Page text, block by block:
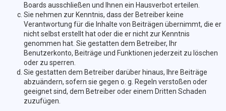
Boards ausschließen und Ihnen ein Hausverbot erteilen.
Sie nehmen zur Kenntnis, dass der Betreiber keine
Verantwortung für die Inhalte von Beiträgen übernimmt, die er
nicht selbst erstellt hat oder die er nicht zur Kenntnis
genommen hat. Sie gestatten dem Betreiber, Ihr
Benutzerkonto, Beiträge und Funktionen jederzeit zu löschen
oder zu sperren.
Sie gestatten dem Betreiber darüber hinaus, Ihre Beiträge
abzuändern, sofern sie gegen o. g. Regeln verstoßen oder
geeignet sind, dem Betreiber oder einem Dritten Schaden
zuzufügen.